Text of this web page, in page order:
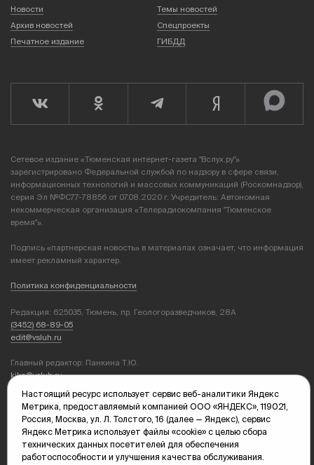
Новости
Темы новостей
Архив новостей
Спецпроекты
Печатное издание
ГИБДД
Сетевое издание «Тюменская интернет-газета "Вслух.ру"»
зарегистрировано Федеральной службой по надзору в сфере связи,
информационных технологий и массовых коммуникаций (Роскомнадзор),
серия Эл №ФС77-78856 от 07.08.2020 г. Учредитель: Автономная
некоммерческая организация «Телерадиокомпания "Тюменское
время"».
Подпись «партнерская новость» в материалах означает, что информация
имеет рекламный характер.
Политика конфиденциальности
Редакция: 625035, Тюмень, пр. Геологоразведчиков, 28А
(3452) 68-89-05
edit@vsluh.ru
Главный редактор: Панкина Т.Ю.
kika@vsluh.ru
По вопросам рекламы:
(3452) 68-89-78
kotovaev@sibinformburo.ru
mim@vsluh.ru
Настоящий ресурс использует сервис веб-аналитики Яндекс
Метрика, предоставляемый компанией ООО «ЯНДЕКС», 119021,
Россия, Москва, ул. Л. Толстого, 16 (далее — Яндекс), сервис
Яндекс Метрика использует файлы «cookie» с целью сбора
технических данных посетителей для обеспечения
работоспособности и улучшения качества обслуживания.